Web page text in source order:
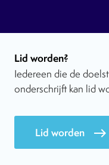
Lid worden?
Iedereen die de
onderschrijft kan lid
Lid worden east